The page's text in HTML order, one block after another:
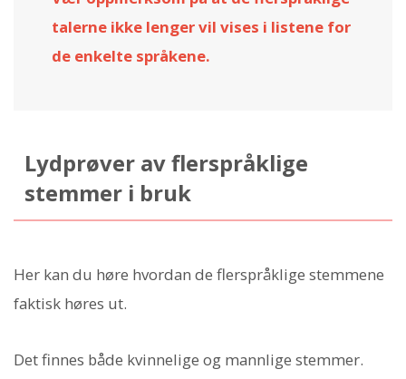
talerne ikke lenger vil vises i listene for
de enkelte språkene.
Lydprøver av flerspråklige
stemmer i bruk
Her kan du høre hvordan de flerspråklige stemmene
faktisk høres ut.
Det finnes både kvinnelige og mannlige stemmer.